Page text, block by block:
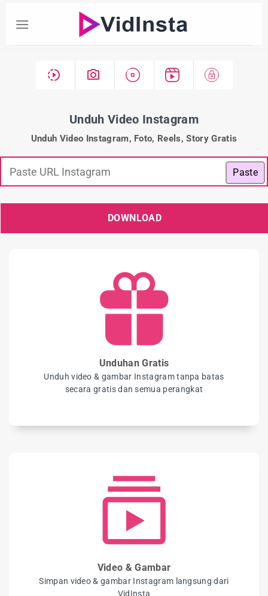
Unduh Video Instagram
Unduh Video Instagram, Foto, Reels, Story Gratis
Paste
DOWNLOAD
Unduhan Gratis
Unduh video & gambar Instagram tanpa batas
secara gratis dan semua perangkat
Video & Gambar
Simpan video & gambar Instagram langsung dari
VidInsta